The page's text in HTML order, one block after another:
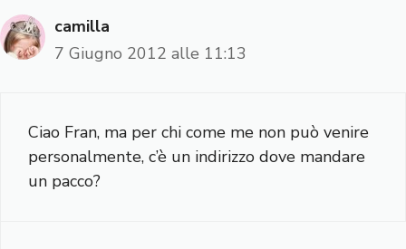
camilla
7 Giugno 2012 alle 11:13
Ciao Fran, ma per chi come me non può venire
personalmente, c’è un indirizzo dove mandare
un pacco?